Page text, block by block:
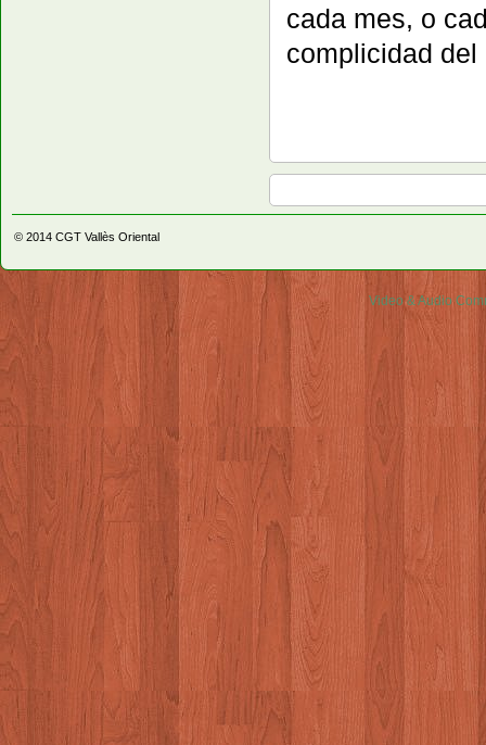
cada mes, o
complicidad
© 2014 CGT Vallès Oriental
Video & Audio